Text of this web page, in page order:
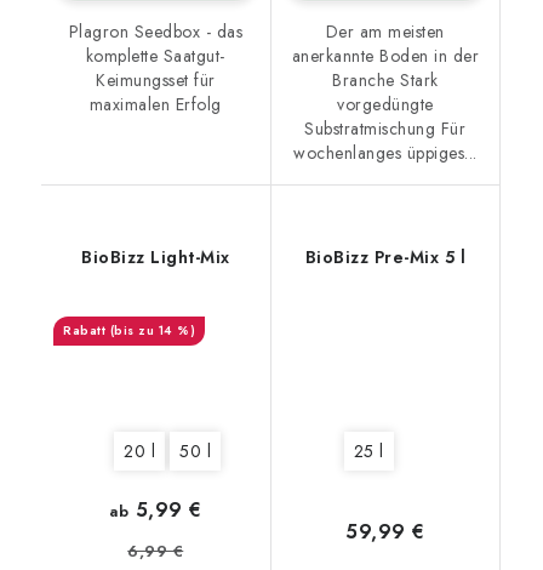
Plagron Seedbox - das
komplette Saatgut-
Keimungsset für
maximalen Erfolg
Der am meisten
anerkannte Boden in der
Branche Stark
vorgedüngte
Substratmischung Für
wochenlanges üppiges...
BioBizz Light-Mix
(bis zu 14 %)
20 l 50 l
ab 5,99 €
6,99 €
BioBizz Pre-Mix 5 l
25 l
59,99 €